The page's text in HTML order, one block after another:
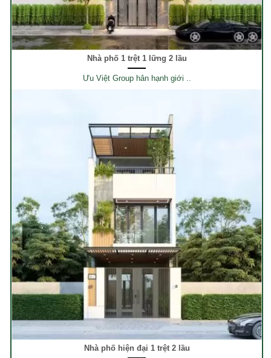
Nhà phố 1 trệt 1 lững 2 lầu
Ưu Việt Group hân hạnh giới ..
Nhà phố hiện đại 1 trệt 2 lầu